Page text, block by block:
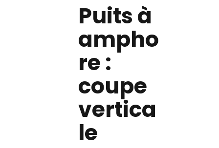
Puits à
ampho
re :
coupe
vertica
le